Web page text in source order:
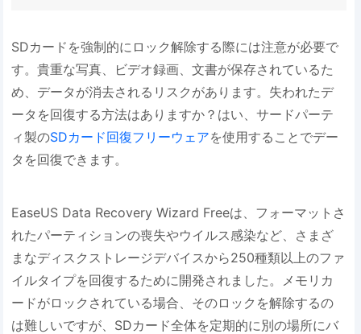
SDカードを強制的にロック解除する際には注意が必要で
す。貴重な写真、ビデオ録画、文書が保存されているた
め、データが消去されるリスクがあります。失われたデ
ータを回復する方法はありますか？はい、サードパーテ
ィ製のSDカード回復フリーウェアを使用することでデー
タを回復できます。
EaseUS Data Recovery Wizard Freeは、フォーマットさ
れたパーティションの喪失やウイルス感染など、さまざ
まなディスクストレージデバイスから250種類以上のファ
イルタイプを回復するために開発されました。メモリカ
ードがロックされている場合、そのロックを解除するの
は難しいですが、SDカード全体を定期的に別の場所にバ